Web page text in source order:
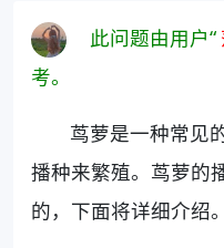
此问题由用户“
考。
茑萝是一种常见
播种来繁殖。茑萝的
的，下面将详细介绍。